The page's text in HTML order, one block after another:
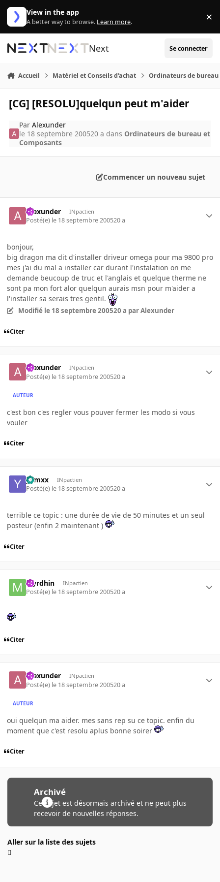
Aller au contenu
View in the app
A better way to browse. Learn more. ×
Next Se connecter
Accueil Matériel et Conseils d'achat Ordinateurs de bureau
[CG] [RESOLU]quelqun peut m'aider
ParAlexunder
le 18 septembre 200520 a dans Ordinateurs de bureau et
Composants
Commencer un nouveau sujet
Alexunder INpactien
Posté(e) le 18 septembre 200520 a
bonjour,
big dragon ma dit d'installer driveur omega pour ma 9800 pro
mes j'ai du mal a installer car durant l'instalation on me
demande beucoup de truc et l'anglais et quelque therme ne
sont pa mon fort alor quelqun aurais msn pour m'aider a
l'installer sa serais tres gentil.
Modifié le 18 septembre 200520 a par Alexunder
Citer
Alexunder INpactien
Posté(e) le 18 septembre 200520 a
AUTEUR
c'est bon c'es regler vous pouver fermer les modo si vous
vouler
Citer
yamxx INpactien
Posté(e) le 18 septembre 200520 a
terrible ce topic : une durée de vie de 50 minutes et un seul
posteur (enfin 2 maintenant )
Citer
Myrdhin INpactien
Posté(e) le 18 septembre 200520 a
Citer
Alexunder INpactien
Posté(e) le 18 septembre 200520 a
AUTEUR
oui quelqun ma aider. mes sans rep su ce topic. enfin du
moment que c'est resolu aplus bonne soirer
Citer
Archivé
Ce sujet est désormais archivé et ne peut plus
recevoir de nouvelles réponses.
Aller sur la liste des sujets